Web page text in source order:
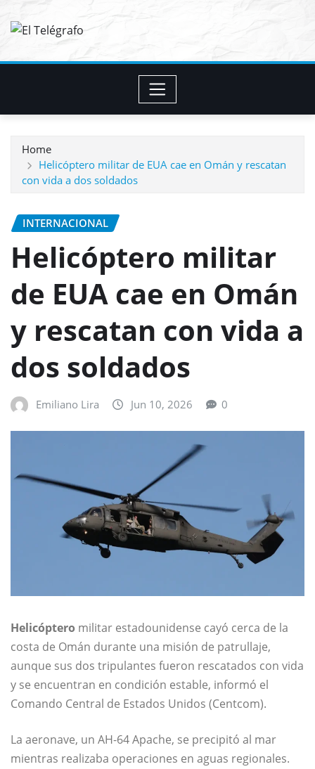
Home
Helicóptero militar de EUA cae en Omán y rescatan
con vida a dos soldados
INTERNACIONAL
Helicóptero militar
de EUA cae en Omán
y rescatan con vida a
dos soldados
Emiliano Lira Jun 10, 2026 0
Helicóptero militar estadounidense cayó cerca de la
costa de Omán durante una misión de patrullaje,
aunque sus dos tripulantes fueron rescatados con vida
y se encuentran en condición estable, informó el
Comando Central de Estados Unidos (Centcom).
La aeronave, un AH-64 Apache, se precipitó al mar
mientras realizaba operaciones en aguas regionales.